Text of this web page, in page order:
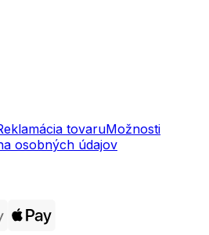
tovaruMožnosti
osobných údajov